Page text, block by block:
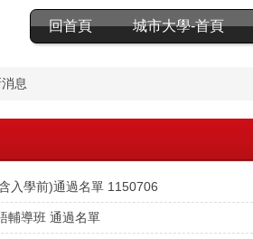
回首頁 城市大學-首頁
息
入學前)通過名單 1150706
輔導班 通過名單